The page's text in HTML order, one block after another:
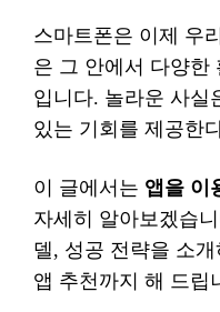
스마트폰은 이제 우
은 그 안에서 다양한
입니다. 놀라운 사실
있는 기회를 제공한
이 글에서는 앱을 이
자세히 알아보겠습
델, 성공 전략을 소
앱 추천까지 해 드립